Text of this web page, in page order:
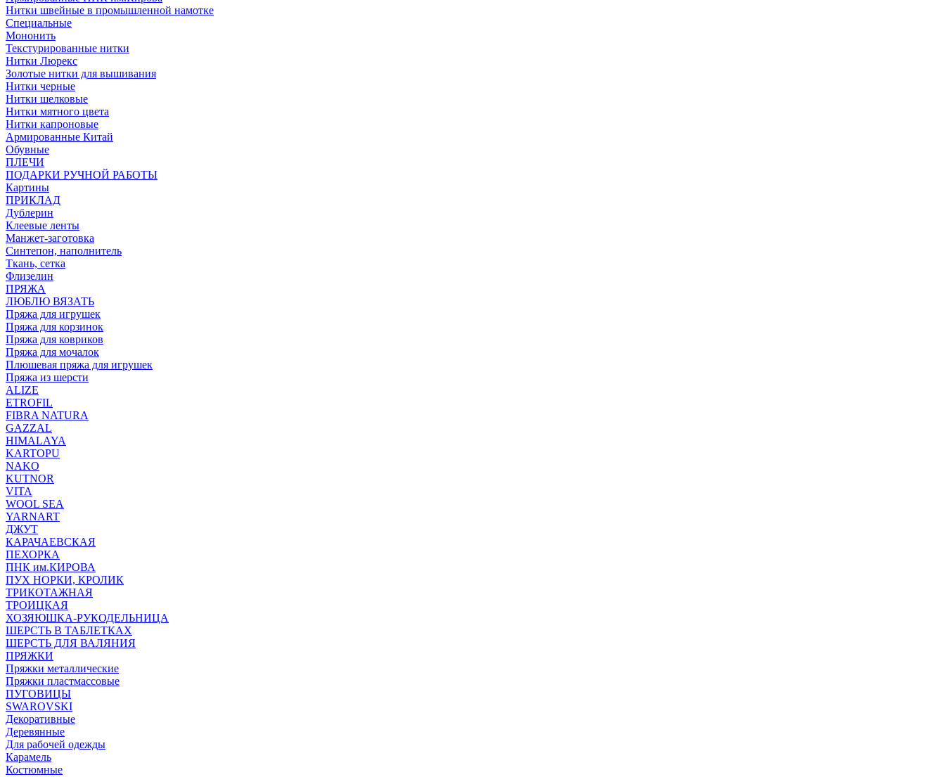
Нитки швейные в промышленной намотке
Специальные
Мононить
Текстурированные нитки
Нитки Люрекс
Золотые нитки для вышивания
Нитки черные
Нитки шелковые
Нитки мятного цвета
Нитки капроновые
Армированные Китай
Обувные
ПЛЕЧИ
ПОДАРКИ РУЧНОЙ РАБОТЫ
Картины
ПРИКЛАД
Дублерин
Клеевые ленты
Манжет-заготовка
Синтепон, наполнитель
Ткань, сетка
Флизелин
ПРЯЖА
ЛЮБЛЮ ВЯЗАТЬ
Пряжа для игрушек
Пряжа для корзинок
Пряжа для ковриков
Пряжа для мочалок
Плюшевая пряжа для игрушек
Пряжа из шерсти
ALIZE
ETROFIL
FIBRA NATURA
GAZZAL
HIMALAYA
KARTOPU
NAKO
KUTNOR
VITA
WOOL SEA
YARNART
ДЖУТ
КАРАЧАЕВСКАЯ
ПЕХОРКА
ПНК им.КИРОВА
ПУХ НОРКИ, КРОЛИК
ТРИКОТАЖНАЯ
ТРОИЦКАЯ
ХОЗЯЮШКА-РУКОДЕЛЬНИЦА
ШЕРСТЬ В ТАБЛЕТКАХ
ШЕРСТЬ ДЛЯ ВАЛЯНИЯ
ПРЯЖКИ
Пряжки металлические
Пряжки пластмассовые
ПУГОВИЦЫ
SWAROVSKI
Декоративные
Деревянные
Для рабочей одежды
Карамель
Костюмные